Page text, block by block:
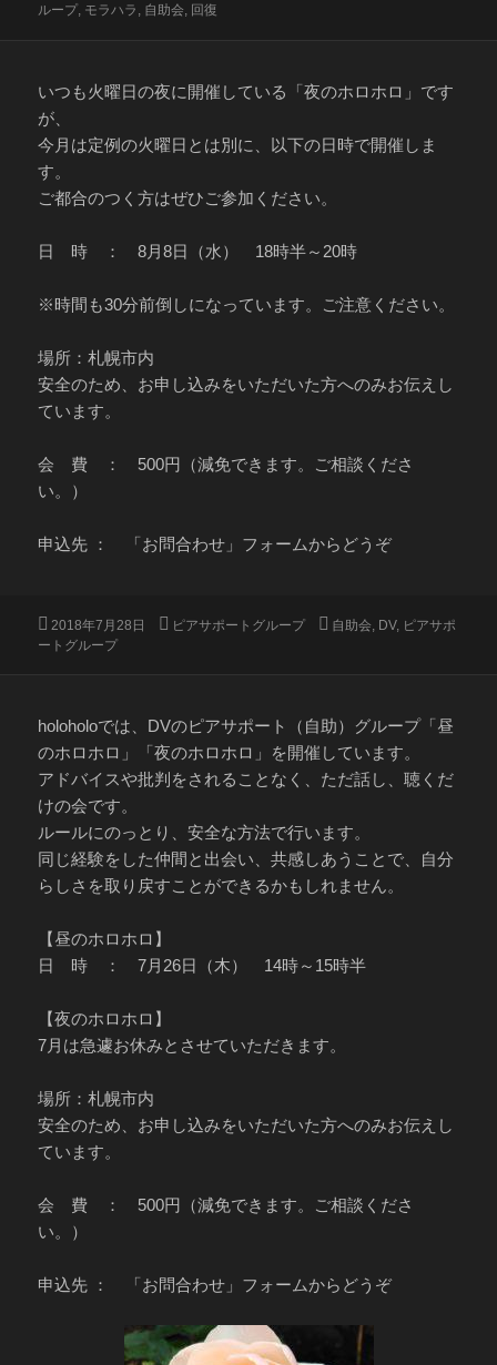
稿
テ
ループ, モラハラ , 自助会, 回復
いつも火曜日の夜に開催している「夜のホロホロ」です
が、
今月は定例の火曜日とは別に、以下の日時で開催しま
す。
ご都合のつく方はぜひご参加ください。
日 時 ： 8月8日（水） 18時半～20時
※時間も30分前倒しになっています。ご注意ください。
場所：札幌市内
安全のため、お申し込みをいただいた方へのみお伝えし
ています。
会 費 ： 500円（減免できます。ご相談くださ
い。）
申込先 ： 「お問合わせ」フォームからどうぞ
投
稿
2018年7月28日
カ
ピアサポートグループ
タ
自助会 DV, ピアサポ
ートグループ
holoholoでは、DVのピアサポート（自助）グループ「昼
のホロホロ」「夜のホロホロ」を開催しています。
アドバイスや批判をされることなく、ただ話し、聴くだ
けの会です。
ルールにのっとり、安全な方法で行います。
同じ経験をした仲間と出会い、共感しあうことで、自分
らしさを取り戻すことができるかもしれません。
【昼のホロホロ】
日 時 ： 7月26日（木） 14時～15時半
【夜のホロホロ】
7月は急遽お休みとさせていただきます。
場所：札幌市内
安全のため、お申し込みをいただいた方へのみお伝えし
ています。
会 費 ： 500円（減免できます。ご相談くださ
い。）
申込先 ： 「お問合わせ」フォームからどうぞ